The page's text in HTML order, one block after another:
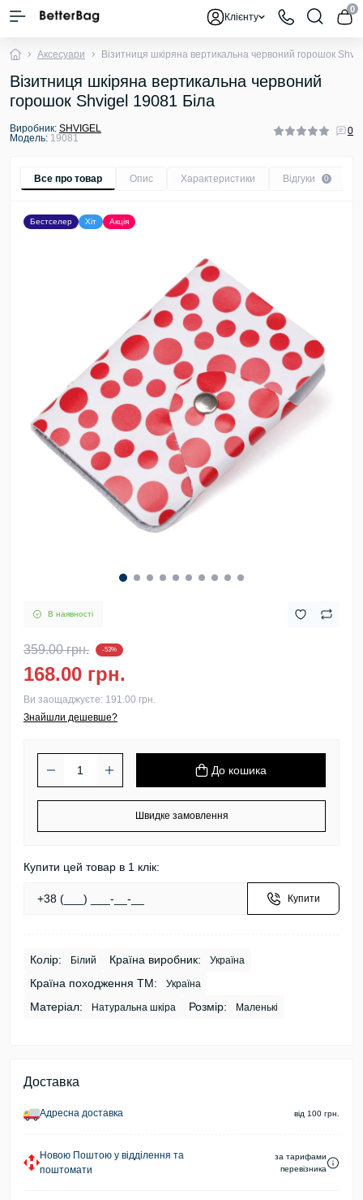
Клієнту
0
Аксесуари Візитниця шкіряна вертикальна червоний горошок
Візитниця шкіряна вертикальна червоний
горошок Shvigel 19081 Біла
Виробник: SHVIGEL
Модель: 19081
0
Все про товар Опис Характеристики Відгуки 0
Бестселер Хіт Акція
В наявності
359.00 грн. -53%
168.00 грн.
Ви заощаджуєте: 191.00 грн.
Знайшли дешевше?
До кошика
Швидке замовлення
Купити цей товар в 1 клік:
Купити
Колір: Білий Країна виробник: Україна
Країна походження ТМ: Україна
Матеріал: Натуральна шкіра Розмір: Маленькі
Доставка
Адресна доставка від 100 грн.
Новою Поштою у відділення та
поштомати
за тарифами
перевізника